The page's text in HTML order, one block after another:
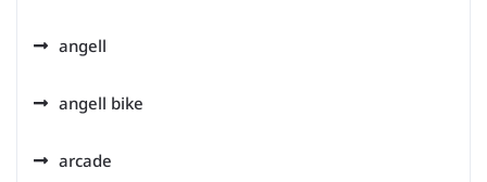
angell
angell bike
arcade